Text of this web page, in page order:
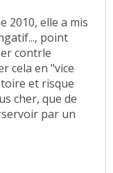
2010, elle a mis
point
contrle
cela en "vice
et risque
cher, que de
par un